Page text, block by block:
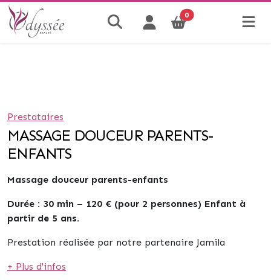
0
Prestataires
MASSAGE DOUCEUR PARENTS-
ENFANTS
Massage douceur parents-enfants
Durée : 30 min – 120 € (pour 2 personnes) Enfant à
partir de 5 ans.
Prestation réalisée par notre partenaire Jamila
+ Plus d'infos